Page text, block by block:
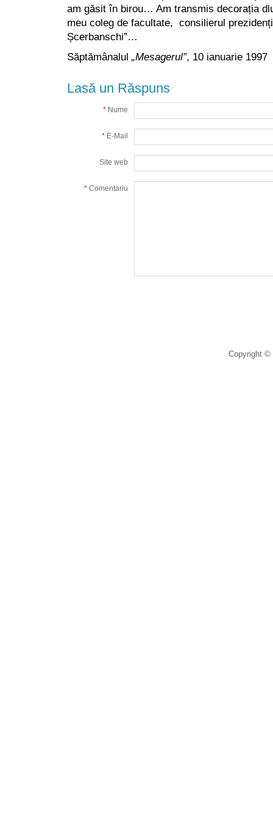
am găsit în birou… Am transmis decorația
meu coleg de facultate, consilierul
Șcerbanschi”…
Săptămânalul „Mesagerul”, 10 ianuarie 1997
Lasă un Răspuns
* Nume
* E-Mail
Site web
* Comentariu
Copyright ©